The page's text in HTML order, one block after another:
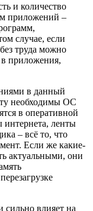
и количество
приложений –
случае, если
труда можно
в приложения,
в данный
необходимы ОС
в оперативной
интернета, ленты
– всё то, что
Если же какие-
актуальными, они
сильно влияет на